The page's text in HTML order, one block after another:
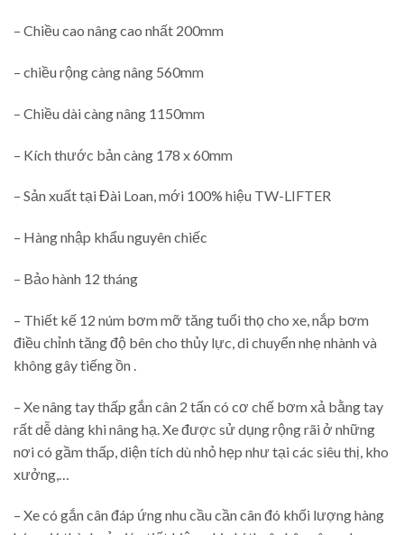
– Chiều cao nâng cao nhất 200mm
– chiều rộng càng nâng 560mm
– Chiều dài càng nâng 1150mm
– Kích thước bản càng 178 x 60mm
– Sản xuất tại Đài Loan, mới 100% hiệu TW-LIFTER
– Hàng nhập khẩu nguyên chiếc
– Bảo hành 12 tháng
– Thiết kế 12 núm bơm mỡ tăng tuổi thọ cho xe, nắp bơm
điều chỉnh tăng độ bên cho thủy lực, di chuyển nhẹ nhành và
không gây tiếng ồn .
– Xe nâng tay thấp gắn cân 2 tấn có cơ chế bơm xả bằng tay
rất dễ dàng khi nâng hạ. Xe được sử dụng rộng rãi ở những
nơi có gầm thấp, diện tích dù nhỏ hẹp như tại các siêu thị, kho
xưởng,…
– Xe có gắn cân đáp ứng nhu cầu cần cân đó khối lượng hàng